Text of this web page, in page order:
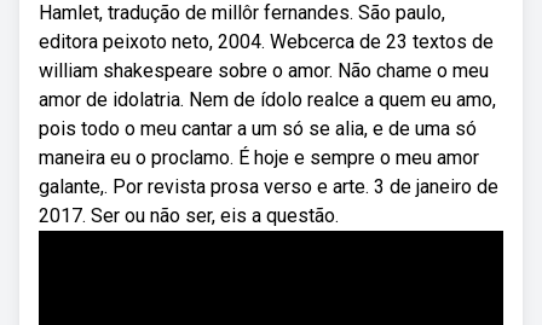
Hamlet, tradução de millôr fernandes. São paulo,
editora peixoto neto, 2004. Webcerca de 23 textos de
william shakespeare sobre o amor. Não chame o meu
amor de idolatria. Nem de ídolo realce a quem eu amo,
pois todo o meu cantar a um só se alia, e de uma só
maneira eu o proclamo. É hoje e sempre o meu amor
galante,. Por revista prosa verso e arte. 3 de janeiro de
2017. Ser ou não ser, eis a questão.